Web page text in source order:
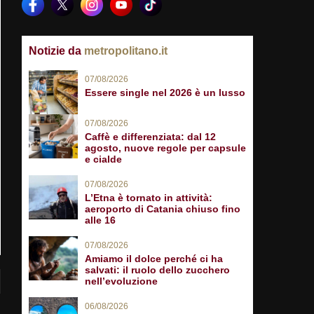
Notizie da metropolitano.it
07/08/2026
Essere single nel 2026 è un lusso
07/08/2026
Caffè e differenziata: dal 12
agosto, nuove regole per capsule
e cialde
07/08/2026
L’Etna è tornato in attività:
aeroporto di Catania chiuso fino
alle 16
07/08/2026
Amiamo il dolce perché ci ha
salvati: il ruolo dello zucchero
nell’evoluzione
06/08/2026